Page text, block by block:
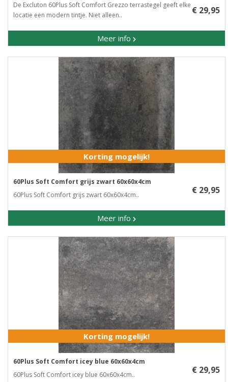
De Excluton 60Plus Soft Comfort Grezzo terrastegel geeft elke
locatie een modern tintje. Niet alleen..
Meer info
€ 29,95
Korting mogelijk!
60Plus Soft Comfort grijs zwart 60x60x4cm
60Plus Soft Comfort grijs zwart 60x60x4cm..
Meer info
€ 29,95
Korting mogelijk!
60Plus Soft Comfort icey blue 60x60x4cm
60Plus Soft Comfort icey blue 60x60x4cm..
€ 29,95